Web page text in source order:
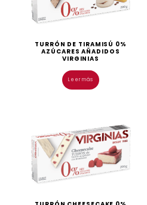
TURRÓN DE TIRAMISÚ 0%
AZÚCARES AÑADIDOS
VIRGINIAS
Leer más